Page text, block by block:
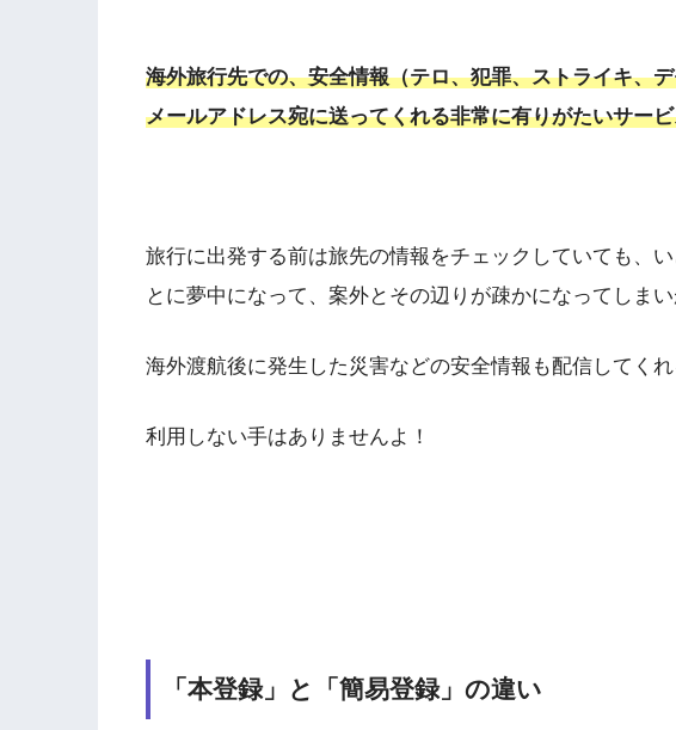
海外旅行先での、安全情報（テロ、犯罪、ストライキ、
メールアドレス宛に送ってくれる非常に有りがたいサー
旅行に出発する前は旅先の情報をチェックしていても、
とに夢中になって、案外とその辺りが疎かになってしまい
海外渡航後に発生した災害などの安全情報も配信してくれ
利用しない手はありませんよ！
「本登録」と「簡易登録」の違い